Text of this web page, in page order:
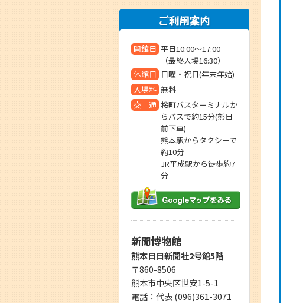
開館日 平日10:00～17:00
（最終入場16:30）
休館日 日曜・祝日(年末年始)
入場料 無料
交 通 桜町バスターミナルか
らバスで約15分(熊日
前下車)
熊本駅からタクシーで
約10分
JR平成駅から徒歩約7
分
新聞博物館
熊本日日新聞社2号館5階
〒860-8506
熊本市中央区世安1-5-1
電話：代表 (096)361-3071